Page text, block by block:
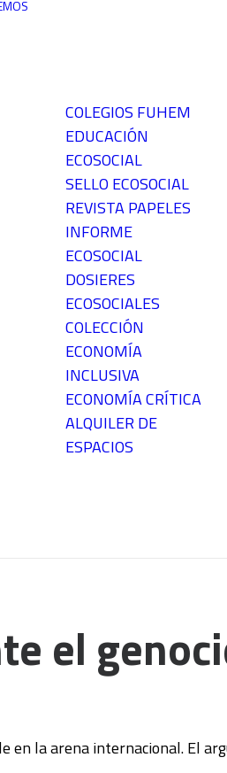
COLEGIOS FUHEM
EDUCACIÓN
ECOSOCIAL
SELLO ECOSOCIAL
REVISTA PAPELES
INFORME
ECOSOCIAL
DOSIERES
ECOSOCIALES
COLECCIÓN
ECONOMÍA
INCLUSIVA
ECONOMÍA CRÍTICA
ALQUILER DE
ESPACIOS
el
en la arena internacional. El